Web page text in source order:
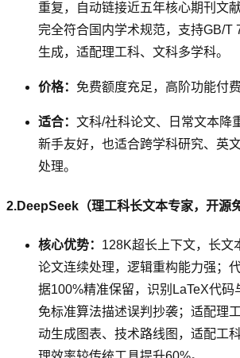
重复，自动链接近五年核心期刊文
完全符合国内学术规范，支持GB/T
生成，适配理工科、文科多学科。
价格： 免费额度充足，高阶功能付费
适合： 文科/社科论文、日常文本降
新手友好，也适合跨学科研究、英
处理。
2.DeepSeek（理工科长文本专家，开源
核心优势： 128K超长上下文，长文
论文连续处理，逻辑重构能力强；
据100%精准保留，识别LaTeX代码
免标准算法描述误判抄袭；适配理
动生成图表、技术路线图，适配工